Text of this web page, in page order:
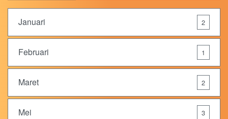
Januari 2
Februari 1
Maret 2
Mei 3